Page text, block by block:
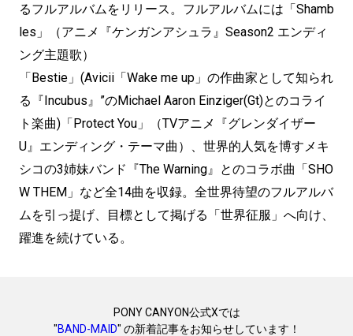
るフルアルバムをリリース。フルアルバムには「Shamb
les」（アニメ『ケンガンアシュラ』Season2 エンディ
ング主題歌）
「Bestie」(Avicii「Wake me up」の作曲家として知られ
る『Incubus』”のMichael Aaron Einziger(Gt)とのコライ
ト楽曲)「Protect You」（TVアニメ『グレンダイザー
U』エンディング・テーマ曲）、世界的人気を博すメキ
シコの3姉妹バンド『The Warning』とのコラボ曲「SHO
W THEM」など全14曲を収録。全世界待望のフルアルバ
ムを引っ提げ、目標として掲げる「世界征服」へ向け、
躍進を続けている。
PONY CANYON公式Xでは
"BAND-MAID" の新着記事をお知らせしています！